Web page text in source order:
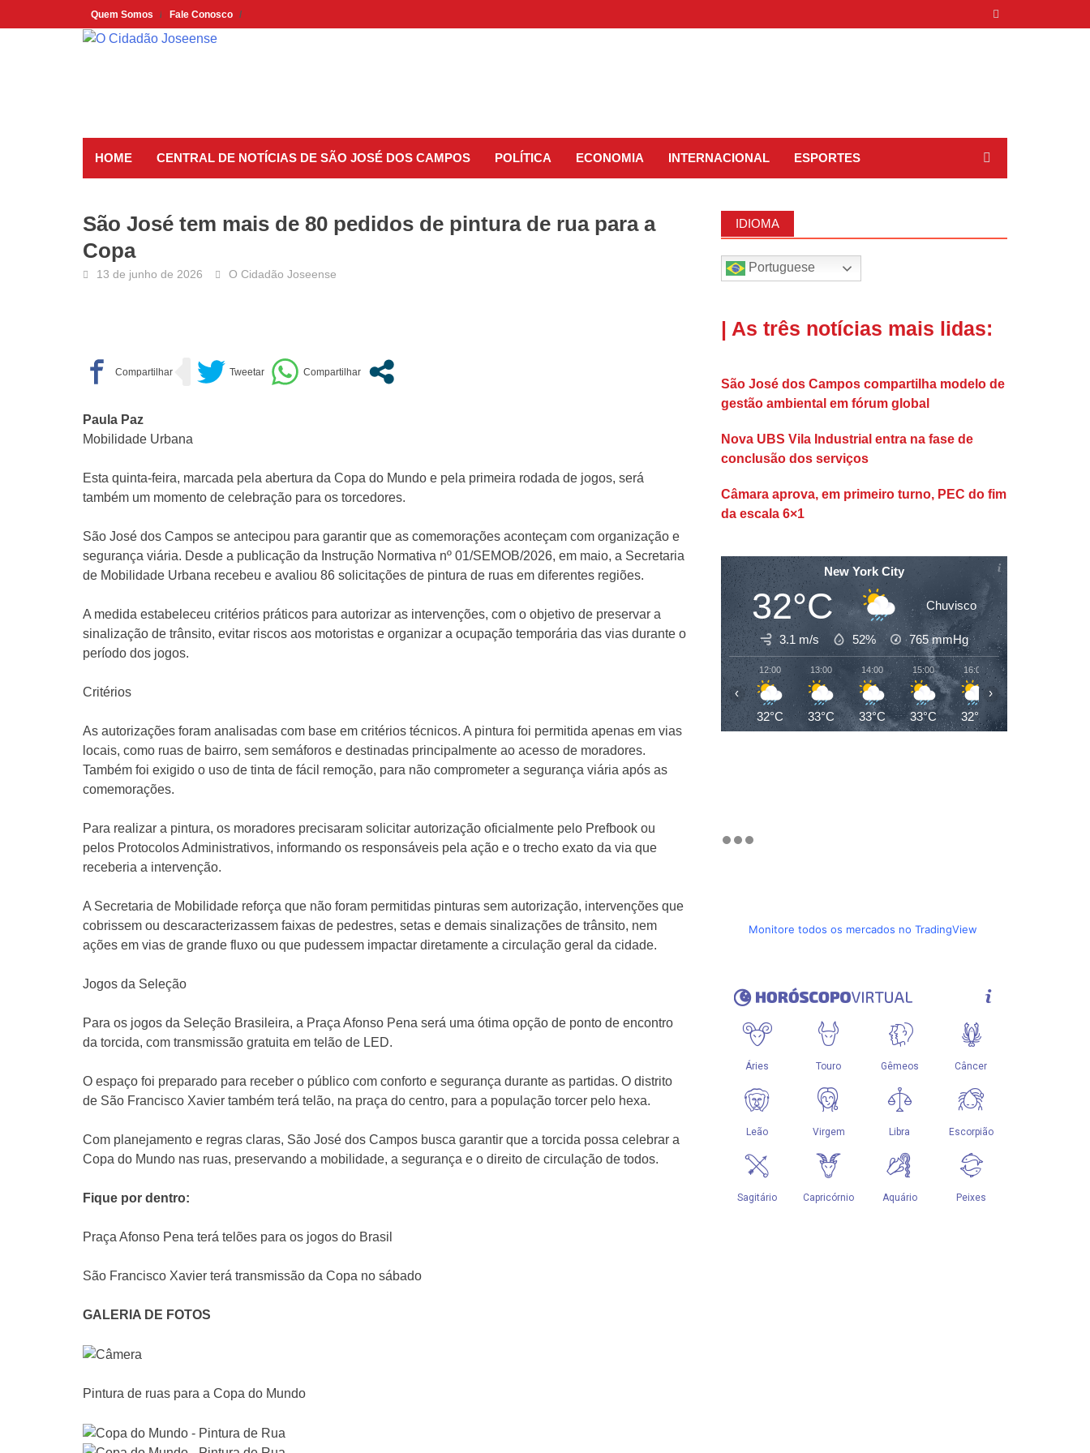
to
Quem Somos Fale Conosco
HOME CENTRAL DE NOTÍCIAS DE SÃO JOSÉ DOS CAMPOS POLÍTICA ECONOMIA INTERNACIONAL ESPORTES
São José tem mais de 80 pedidos de pintura de rua para a
Copa
13 de junho de 2026 O Cidadão Joseense
Paula Paz
Mobilidade Urbana
Esta quinta-feira, marcada pela abertura da Copa do Mundo e pela primeira rodada de jogos, será
também um momento de celebração para os torcedores.
São José dos Campos se antecipou para garantir que as comemorações aconteçam com organização e
segurança viária. Desde a publicação da Instrução Normativa nº 01/SEMOB/2026, em maio, a Secretaria
de Mobilidade Urbana recebeu e avaliou 86 solicitações de pintura de ruas em diferentes regiões.
A medida estabeleceu critérios práticos para autorizar as intervenções, com o objetivo de preservar a
sinalização de trânsito, evitar riscos aos motoristas e organizar a ocupação temporária das vias durante o
período dos jogos.
Critérios
As autorizações foram analisadas com base em critérios técnicos. A pintura foi permitida apenas em vias
locais, como ruas de bairro, sem semáforos e destinadas principalmente ao acesso de moradores.
Também foi exigido o uso de tinta de fácil remoção, para não comprometer a segurança viária após as
comemorações.
Para realizar a pintura, os moradores precisaram solicitar autorização oficialmente pelo Prefbook ou
pelos Protocolos Administrativos, informando os responsáveis pela ação e o trecho exato da via que
receberia a intervenção.
A Secretaria de Mobilidade reforça que não foram permitidas pinturas sem autorização, intervenções que
cobrissem ou descaracterizassem faixas de pedestres, setas e demais sinalizações de trânsito, nem
ações em vias de grande fluxo ou que pudessem impactar diretamente a circulação geral da cidade.
Jogos da Seleção
Para os jogos da Seleção Brasileira, a Praça Afonso Pena será uma ótima opção de ponto de encontro
da torcida, com transmissão gratuita em telão de LED.
O espaço foi preparado para receber o público com conforto e segurança durante as partidas. O distrito
de São Francisco Xavier também terá telão, na praça do centro, para a população torcer pelo hexa.
Com planejamento e regras claras, São José dos Campos busca garantir que a torcida possa celebrar a
Copa do Mundo nas ruas, preservando a mobilidade, a segurança e o direito de circulação de todos.
Fique por dentro:
Praça Afonso Pena terá telões para os jogos do Brasil
São Francisco Xavier terá transmissão da Copa no sábado
GALERIA DE FOTOS
Pintura de ruas para a Copa do Mundo
IDIOMA
Portuguese
| As três notícias mais lidas:
São José dos Campos compartilha modelo de
gestão ambiental em fórum global
Nova UBS Vila Industrial entra na fase de
conclusão dos serviços
Câmara aprova, em primeiro turno, PEC do fim
da escala 6×1
New York City
32°C Chuvisco
3.1 m/s 52% 765mmHg
12:00
32°C
13:00
33°C
14:00
33°C
15:00
33°C
16:00
32°C
‹ ›
Monitore todos os mercados no TradingView